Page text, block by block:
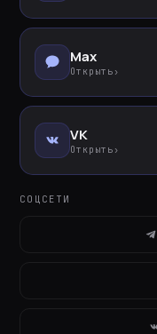
Max
Открыть ›
VK
Открыть ›
СОЦСЕТИ